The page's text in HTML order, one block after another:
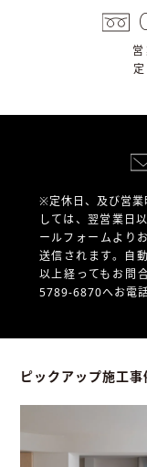
※定休日、及び営業
しては、翌営業日
ールフォームより
送信されます。自
以上経ってもお問
5789-6870へお電
ピックアップ施工事